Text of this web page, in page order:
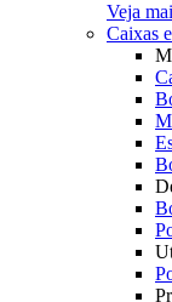
Veja
Caixas